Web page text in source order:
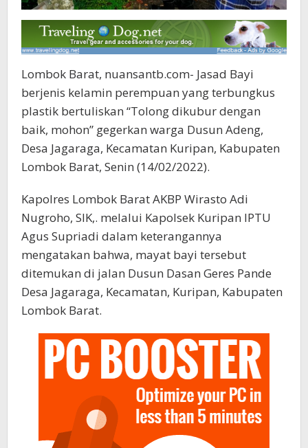
Lombok Barat, nuansantb.com- Jasad Bayi
berjenis kelamin perempuan yang terbungkus
plastik bertuliskan “Tolong dikubur dengan
baik, mohon” gegerkan warga Dusun Adeng,
Desa Jagaraga, Kecamatan Kuripan, Kabupaten
Lombok Barat, Senin (14/02/2022).
Kapolres Lombok Barat AKBP Wirasto Adi
Nugroho, SIK,. melalui Kapolsek Kuripan IPTU
Agus Supriadi dalam keterangannya
mengatakan bahwa, mayat bayi tersebut
ditemukan di jalan Dusun Dasan Geres Pande
Desa Jagaraga, Kecamatan, Kuripan, Kabupaten
Lombok Barat.